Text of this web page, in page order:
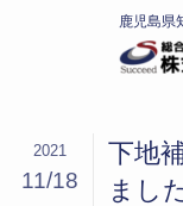
下地
まし
2021
11/18